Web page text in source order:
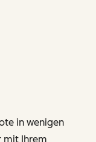
in wenigen
mit Ihrem